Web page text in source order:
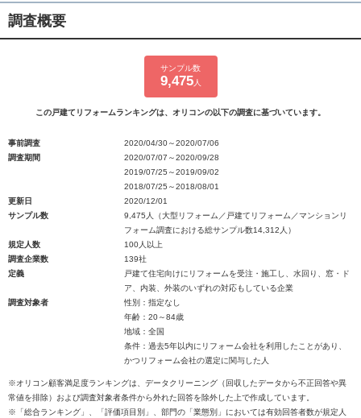
調査概要
サンプル数
9,475人
この戸建てリフォームランキングは、オリコンの以下の調査に基づいています。
事前調査
2020/04/30～2020/07/06
調査期間
2020/07/07～2020/09/28
2019/07/25～2019/09/02
2018/07/25～2018/08/01
更新日
2020/12/01
サンプル数
9,475人（大型リフォーム／戸建てリフォーム／マンションリ
フォーム調査における総サンプル数14,312人）
規定人数
100人以上
調査企業数
139社
定義
戸建て住宅向けにリフォームを受注・施工し、水回り、窓・ド
ア、内装、外装のいずれの対応もしている企業
調査対象者
性別：指定なし
年齢：20～84歳
地域：全国
条件：過去5年以内にリフォーム会社を利用したことがあり、
かつリフォーム会社の選定に関与した人
※オリコン顧客満足度ランキングは、データクリーニング（回収したデータから不正回答や異
常値を排除）および調査対象者条件から外れた回答を除外した上で作成しています。
※「総合ランキング」、「評価項目別」、部門の「業態別」においては有効回答者数が規定人